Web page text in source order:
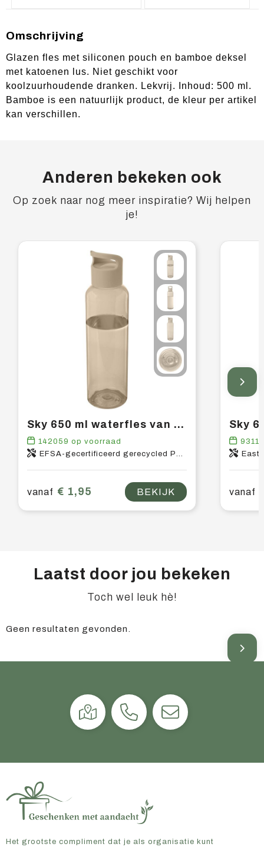
Omschrijving
Glazen fles met siliconen pouch en bamboe deksel
met katoenen lus. Niet geschikt voor
koolzuurhoudende dranken. Lekvrij. Inhoud: 500 ml.
Bamboe is een natuurlijk product, de kleur per artikel
kan verschillen.
Anderen bekeken ook
Op zoek naar nog meer inspiratie? Wij helpen
je!
Sky 650 ml waterfles van gerecycled plastic
142059 op voorraad
EFSA-gecertificeerd gerecycled PET-kunststof, PP-kunststof
vanaf € 1,95 BEKIJK
93113
vanaf
Laatst door jou bekeken
Toch wel leuk hè!
Geen resultaten gevonden.
Het grootste compliment dat je als organisatie kunt